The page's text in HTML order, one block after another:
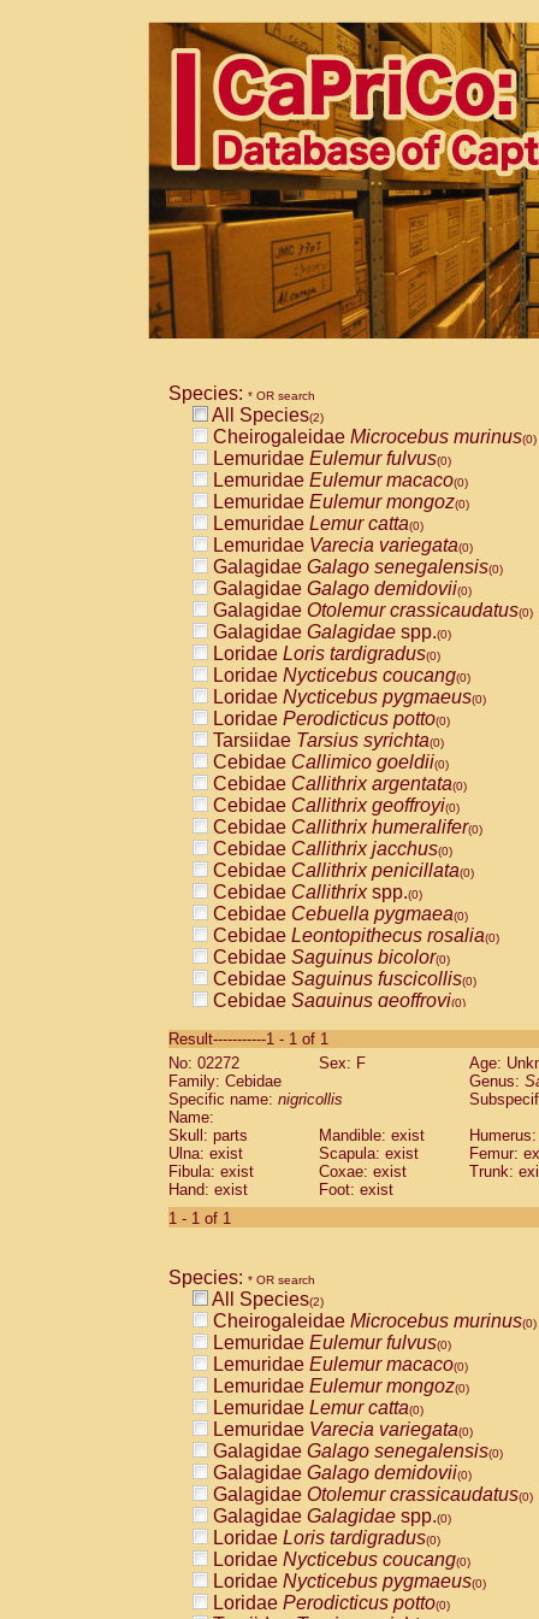
Species: * OR search
All Species(2)
Cheirogaleidae Microcebus murinus(0)
Lemuridae Eulemur fulvus(0)
Lemuridae Eulemur macaco(0)
Lemuridae Eulemur mongoz(0)
Lemuridae Lemur catta(0)
Lemuridae Varecia variegata(0)
Galagidae Galago senegalensis(0)
Galagidae Galago demidovii(0)
Galagidae Otolemur crassicaudatus(0)
Galagidae Galagidae spp.(0)
Loridae Loris tardigradus(0)
Loridae Nycticebus coucang(0)
Loridae Nycticebus pygmaeus(0)
Loridae Perodicticus potto(0)
Tarsiidae Tarsius syrichta(0)
Cebidae Callimico goeldii(0)
Cebidae Callithrix argentata(0)
Cebidae Callithrix geoffroyi(0)
Cebidae Callithrix humeralifer(0)
Cebidae Callithrix jacchus(0)
Cebidae Callithrix penicillata(0)
Cebidae Callithrixspp.(0)
Cebidae Cebuella pygmaea(0)
Cebidae Leontopithecus rosalia(0)
Cebidae Saguinus bicolor(0)
Cebidae Saguinus fuscicollis(0)
Cebidae Saguinus geoffroyi(0)
CebidaeSaguinus labiatus(0)
Cebidae Saguinus leucopus (0)
Cebidae
CebidaeSaguinus mystax
Cebidae Saguinus nigricollis (1)
Cebidae Saguinus oedipus
Cebidae Saguinus weddelli
Cebidae Saguinusspp.
Cebidae
CebidaeCebus capucinus
CebidaeCebus nigrivittatus
CebidaeCebus spp.(0)
CebidaeSaimiri boliviensis(0)
CebidaeSaimiri sciureus(0)
AtelidaeAlouatta caraya(0)
AtelidaeAlouatta fusca(0)
AtelidaeAlouatta seniculus(0)
AtelidaeAlouattaspp.(0)
AtelidaeAteles belzebuth(0)
AtelidaeAteles geoffroyi(0)
AtelidaeAteles paniscus(0)
AtelidaeAtelesspp.(0)
AtelidaeLagothrix lagothricha(0)
AtelidaeLagothrix lagothricha cana
PitheciidaeCacajao calvus
Result-----------1 - 1 of 1
No: 02272
Sex: F
Age:
Family: Cebidae
Genus:
Specific name: nigricollis
Name:
Skull: parts
Mandible: exist
Ulna: exist
Scapula: exist
Femur:
Fibula: exist
Coxae: exist
Trunk:
Hand: exist
Foot: exist
1 - 1 of 1
Species: * OR search
All Species(2)
Cheirogaleidae Microcebus murinus(0)
Lemuridae Eulemur fulvus(0)
Lemuridae Eulemur macaco(0)
Lemuridae Eulemur mongoz(0)
Lemuridae Lemur catta(0)
Lemuridae Varecia variegata(0)
Galagidae Galago senegalensis(0)
Galagidae Galago demidovii(0)
Galagidae Otolemur crassicaudatus(0)
Galagidae Galagidae spp.(0)
Loridae Loris tardigradus(0)
Loridae Nycticebus coucang(0)
Loridae Nycticebus pygmaeus(0)
Loridae Perodicticus potto(0)